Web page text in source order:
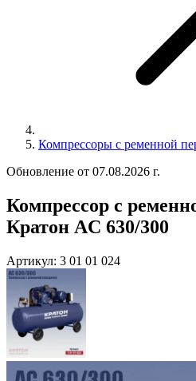
Компрессоры с ременной
Обновление от 07.08.2026 г.
Компрессор с
Кратон AC 630/300
Артикул: 3 01 01 024